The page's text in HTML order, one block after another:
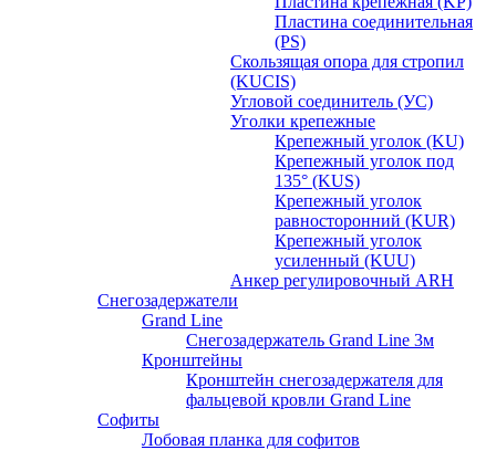
Пластина соединительная
(PS)
Скользящая опора для стропил
(KUCIS)
Угловой соединитель (УС)
Уголки крепежныe
Крепежный уголок (KU)
Крепежный уголок под
135° (KUS)
Крепежный уголок
равносторонний (KUR)
Крепежный уголок
усиленный (KUU)
Анкер регулировочный ARH
Снегозадержатели
Grand Line
Снегозадержатель Grand Line 3м
Кронштейны
Кронштейн снегозадержателя для
фальцевой кровли Grand Line
Софиты
Лобовая планка для софитов